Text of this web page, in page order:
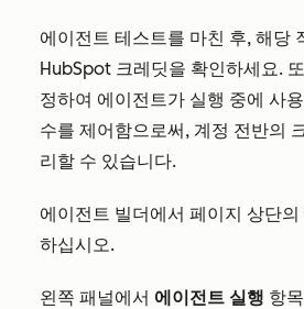
에이전트 테스트를 마친 후, 해당
HubSpot 크레딧을 확인하세요.
정하여 에이전트가 실행 중에 사
수를 제어함으로써, 계정 전반의
리할 수 있습니다.
에이전트 빌더에서 페이지 상단의
하십시오.
왼쪽 패널에서 에이전트 실행 항